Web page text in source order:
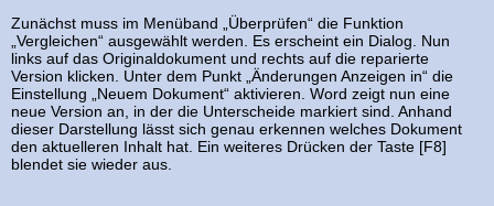
Zunächst muss im Menüband „Überprüfen“ die Funktion
„Vergleichen“ ausgewählt werden. Es erscheint ein Dialog. Nun
links auf das Originaldokument und rechts auf die reparierte
Version klicken. Unter dem Punkt „Änderungen Anzeigen in“ die
Einstellung „Neuem Dokument“ aktivieren. Word zeigt nun eine
neue Version an, in der die Unterscheide markiert sind. Anhand
dieser Darstellung lässt sich genau erkennen welches Dokument
den aktuelleren Inhalt hat. Ein weiteres Drücken der Taste [F8]
blendet sie wieder aus.